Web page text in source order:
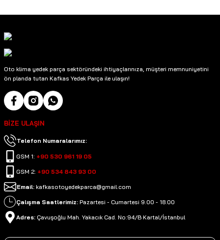
Oto klima yedek parça sektöründeki ihtiyaçlarınıza, müşteri memnuniyetini
ön planda tutan Kafkas Yedek Parça ile ulaşın!
BİZE ULAŞIN
Telefon Numaralarımız:
GSM 1: +90 530 961 19 05
GSM 2: +90 534 843 93 00
Email: kafkasotoyedekparca@gmail.com
Çalışma Saatlerimiz: Pazartesi - Cumartesi 9.00 - 18.00
Adres: Çavuşoğlu Mah. Yakacık Cad. No:94/B Kartal/İstanbul